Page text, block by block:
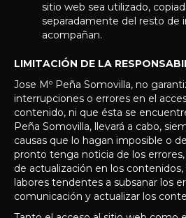
sitio web sea utilizado,
separadamente del resto de
acompañan.
LIMITACIÓN DE LA
Jose Mº Peña Somovilla, no
interrupciones o errores en el
contenido, ni que ésta se
Peña Somovilla, llevará a cabo,
causas que lo hagan imposible o
pronto tenga noticia de los
de actualización en los contenidos,
labores tendentes a subsanar los
comunicación y actualizar los